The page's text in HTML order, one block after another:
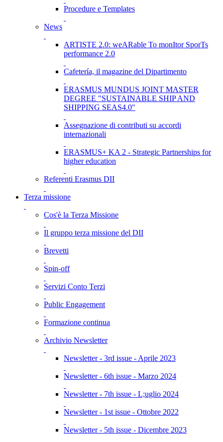
Procedure e Templates
News
ARTISTE 2.0: weARable To monItor SporTs
performance 2.0
Cafetería, il magazine del Dipartimento
ERASMUS MUNDUS JOINT MASTER
DEGREE "SUSTAINABLE SHIP AND
SHIPPING SEAS4.0"
Assegnazione di contributi su accordi
internazionali
ERASMUS+ KA 2 - Strategic Partnerships for
higher education
Referenti Erasmus DII
Terza missione
Cos'è la Terza Missione
Il gruppo terza missione del DII
Brevetti
Spin-off
Servizi Conto Terzi
Public Engagement
Formazione continua
Archivio Newsletter
Newsletter - 3rd issue - Aprile 2023
Newsletter - 6th issue - Marzo 2024
Newsletter - 7th issue - L;uglio 2024
Newsletter - 1st issue - Ottobre 2022
Newsletter - 5th issue - Dicembre 2023